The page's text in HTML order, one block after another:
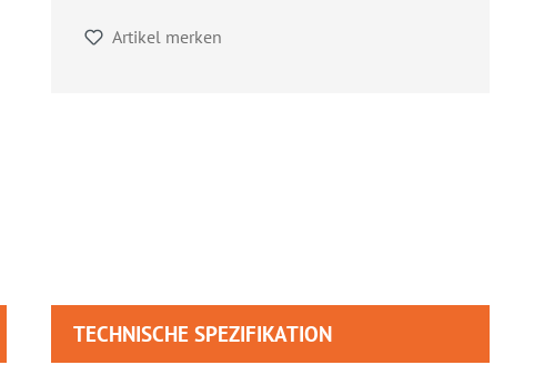
Artikel merken
TECHNISCHE SPEZIFIKATION